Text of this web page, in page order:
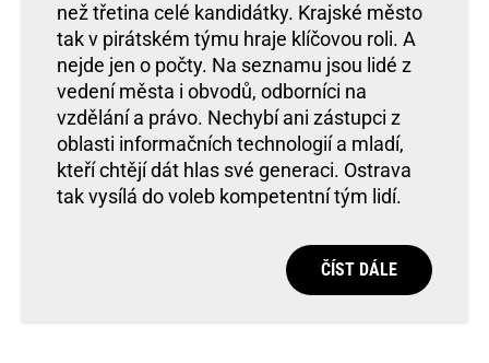
než třetina celé kandidátky. Krajské město
tak v pirátském týmu hraje klíčovou roli. A
nejde jen o počty. Na seznamu jsou lidé z
vedení města i obvodů, odborníci na
vzdělání a právo. Nechybí ani zástupci z
oblasti informačních technologií a mladí,
kteří chtějí dát hlas své generaci. Ostrava
tak vysílá do voleb kompetentní tým lidí.
ČÍST DÁLE